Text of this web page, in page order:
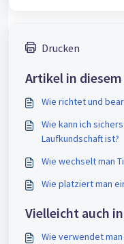
Drucken
Artikel in
Wie richtet und
Wie kann ich
Laufkundschaft ist?
Wie wechselt man
Wie platziert man
Vielleicht auch
Wie verwendet